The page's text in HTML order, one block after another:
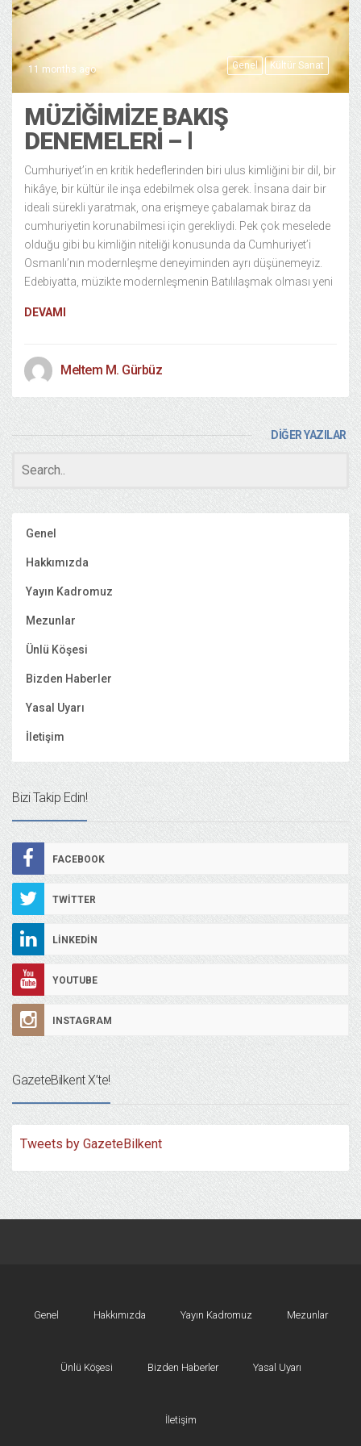
Genel Kültür Sanat
11 months ago
MÜZIĞIMIZE BAKIŞ
DENEMELERI – ‭Ⅰ
Cumhuriyet’in en kritik hedeflerinden biri ulus kimliğini bir dil, bir
hikâye, bir kültür ile inşa edebilmek olsa gerek. İnsana dair bir
ideali sürekli yaratmak, ona erişmeye çabalamak biraz da
cumhuriyetin korunabilmesi için gerekliydi. Pek çok meselede
olduğu gibi bu kimliğin niteliği konusunda da Cumhuriyet’i
Osmanlı’nın modernleşme deneyiminden ayrı düşünemeyiz.
Edebiyatta, müzikte modernleşmenin Batılılaşmak olması yeni
DEVAMI
Meltem M. Gürbüz
DİĞER YAZILAR
Genel
Hakkımızda
Yayın Kadromuz
Mezunlar
Ünlü Köşesi
Bizden Haberler
Yasal Uyarı
İletişim
Bizi Takip Edin!
FACEBOOK
TWITTER
LINKEDIN
YOUTUBE
INSTAGRAM
GazeteBilkent X’te!
Tweets by GazeteBilkent
Genel Hakkımızda Yayın Kadromuz Mezunlar
Ünlü Köşesi Bizden Haberler Yasal Uyarı
İletişim